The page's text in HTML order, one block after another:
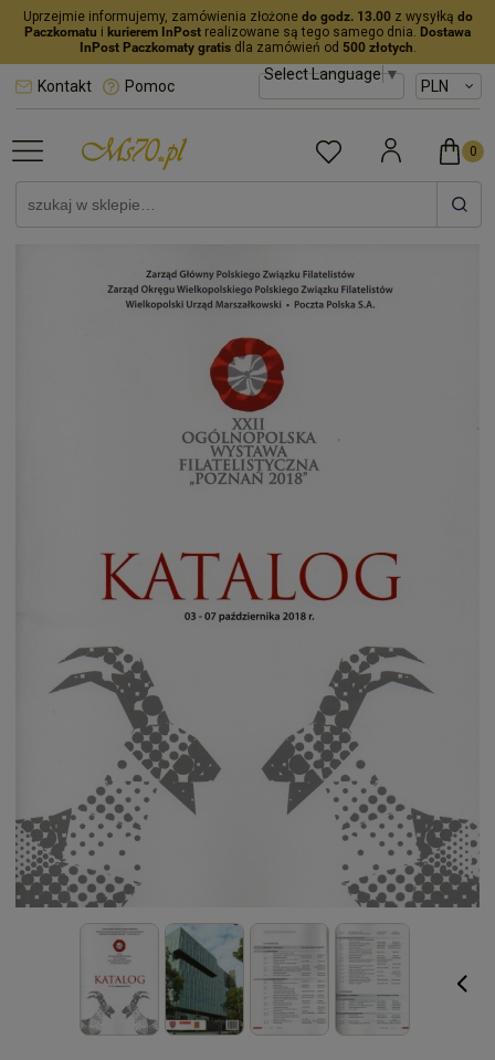
Uprzejmie informujemy, zamówienia złożone do godz. 13.00z wysyłką do
Paczkomatu i kurierem InPost realizowane są tego samego dnia. Dostawa
InPost Paczkomaty gratisdla zamówień od 500 złotych.
Select Language▼
Kontakt Pomoc